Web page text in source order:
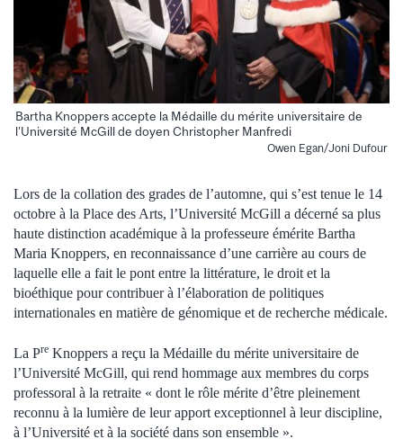
Bartha Knoppers accepte la Médaille du mérite universitaire de
l’Université McGill de doyen Christopher Manfredi
Owen Egan/Joni Dufour
Lors de la collation des grades de l’automne, qui s’est tenue le 14
octobre à la Place des Arts, l’Université McGill a décerné sa plus
haute distinction académique à la professeure émérite Bartha
Maria Knoppers, en reconnaissance d’une carrière au cours de
laquelle elle a fait le pont entre la littérature, le droit et la
bioéthique pour contribuer à l’élaboration de politiques
internationales en matière de génomique et de recherche médicale.
La Pre Knoppers a reçu la Médaille du mérite universitaire de
l’Université McGill, qui rend hommage aux membres du corps
professoral à la retraite « dont le rôle mérite d’être pleinement
reconnu à la lumière de leur apport exceptionnel à leur discipline,
à l’Université et à la société dans son ensemble ».